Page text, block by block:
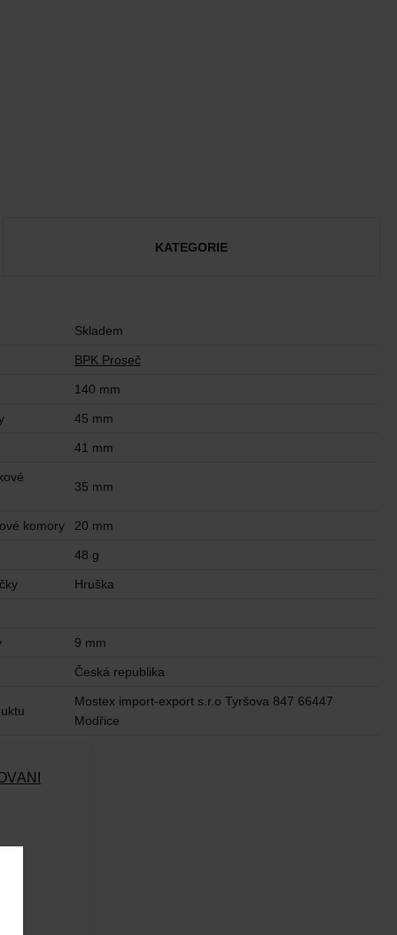
KATEGORIE
Skladem
BPK Proseč
140 mm
45 mm
41 mm
35 mm
komory 20 mm
48 g
Hruška
9 mm
Česká republika
Mostex import-export s.r.o Tyršova 847 66447
Modřice